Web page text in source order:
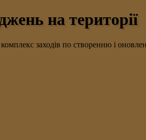
на території
заходів по створенню і